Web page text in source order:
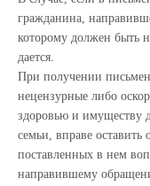
гражданина,
которому должен быть
дается.
При получении
нецензурные либо
здоровью и имуществу
семьи, вправе оставить
поставленных в нем
направившему